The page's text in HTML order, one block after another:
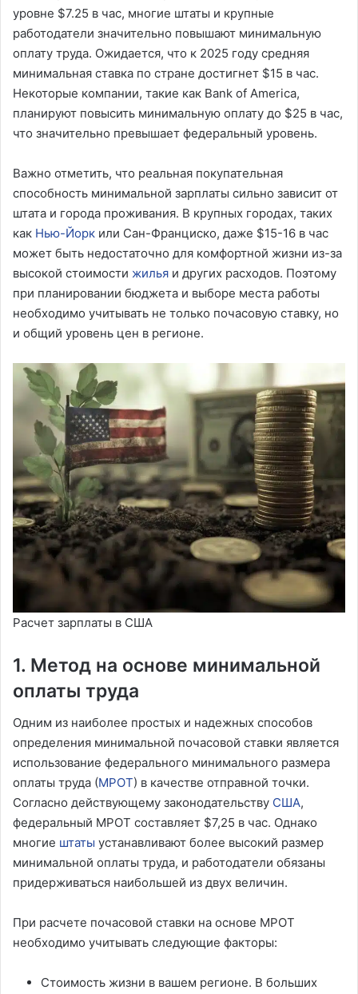
уровне $7.25 в час, многие штаты и крупные
работодатели значительно повышают минимальную
оплату труда. Ожидается, что к 2025 году средняя
минимальная ставка по стране достигнет $15 в час.
Некоторые компании, такие как Bank of America,
планируют повысить минимальную оплату до $25 в час,
что значительно превышает федеральный уровень.
Важно отметить, что реальная покупательная
способность минимальной зарплаты сильно зависит от
штата и города проживания. В крупных городах, таких
как Нью-Йорк или Сан-Франциско, даже $15-16 в час
может быть недостаточно для комфортной жизни из-за
высокой стоимости жилья и других расходов. Поэтому
при планировании бюджета и выборе места работы
необходимо учитывать не только почасовую ставку, но
и общий уровень цен в регионе.
Расчет зарплаты в США
1. Метод на основе минимальной
оплаты труда
Одним из наиболее простых и надежных способов
определения минимальной почасовой ставки является
использование федерального минимального размера
оплаты труда (МРОТ) в качестве отправной точки.
Согласно действующему законодательству США,
федеральный МРОТ составляет $7,25 в час. Однако
многие штаты устанавливают более высокий размер
минимальной оплаты труда, и работодатели обязаны
придерживаться наибольшей из двух величин.
При расчете почасовой ставки на основе МРОТ
необходимо учитывать следующие факторы:
Стоимость жизни в вашем регионе. В больших